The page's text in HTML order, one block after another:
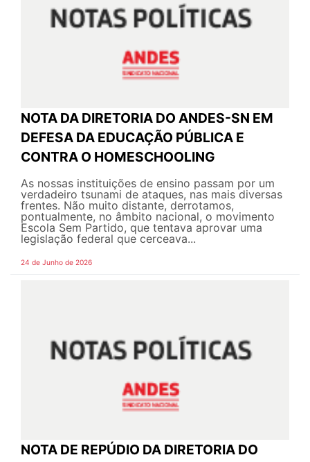
NOTA DA DIRETORIA DO ANDES-SN EM
DEFESA DA EDUCAÇÃO PÚBLICA E
CONTRA O HOMESCHOOLING
As nossas instituições de ensino passam por um
verdadeiro tsunami de ataques, nas mais diversas
frentes. Não muito distante, derrotamos,
pontualmente, no âmbito nacional, o movimento
Escola Sem Partido, que tentava aprovar uma
legislação federal que cerceava...
24 de Junho de 2026
NOTA DE REPÚDIO DA DIRETORIA DO